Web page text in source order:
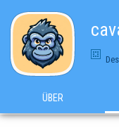
ÜBER